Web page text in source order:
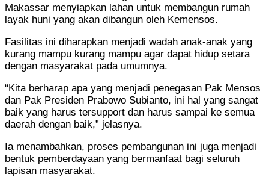
Makassar menyiapkan lahan untuk membangun rumah
layak huni yang akan dibangun oleh Kemensos.
Fasilitas ini diharapkan menjadi wadah anak-anak yang
kurang mampu kurang mampu agar dapat hidup setara
dengan masyarakat pada umumnya.
“Kita berharap apa yang menjadi penegasan Pak Mensos
dan Pak Presiden Prabowo Subianto, ini hal yang sangat
baik yang harus tersupport dan harus sampai ke semua
daerah dengan baik,” jelasnya.
Ia menambahkan, proses pembangunan ini juga menjadi
bentuk pemberdayaan yang bermanfaat bagi seluruh
lapisan masyarakat.